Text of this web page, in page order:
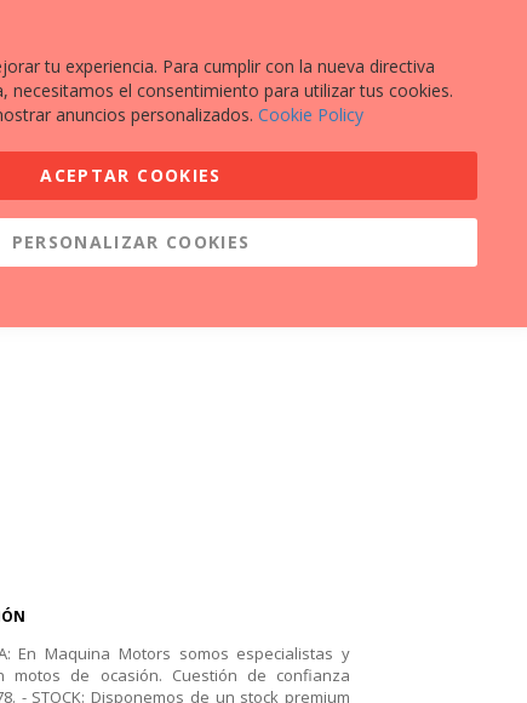
En Maquina Motors somos especialistas y
motos de ocasión. Cuestión de confianza
- STOCK: Disponemos de un stock premium
tu experiencia. Para cumplir con la nueva directiva
necesitamos el consentimiento para utilizar tus cookies.
anuncios personalizados. Cookie Policy
ACEPTAR COOKIES
PERSONALIZAR COOKIES